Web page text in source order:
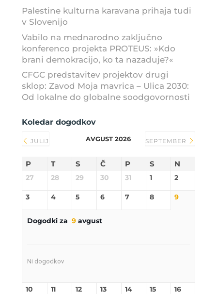
Palestine kulturna karavana prihaja tudi
v Slovenijo
Vabilo na mednarodno zaključno
konferenco projekta PROTEUS: »Kdo
brani demokracijo, ko ta nazaduje?«
CFGC predstavitev projektov drugi
sklop: Zavod Moja mavrica – Ulica 2030:
Od lokalne do globalne soodgovornosti
Koledar dogodkov
JULIJ AVGUST 2026 SEPTEMBER
P T S Č P S N
27 28 29 30 31 1 2
3 4 5 6 7 8 9
Dogodki za 9avgust
Ni dogodkov
10 11 12 13 14 15 16